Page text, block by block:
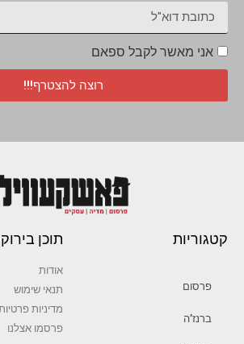
אני מאשר לקבל ספאם
רוצה להצטרף!!!
קטגוריות
פרסום
ברנז’ה
תוכן
אודות
תנאי שימוש
מדיניות
פרסמו אצלנו